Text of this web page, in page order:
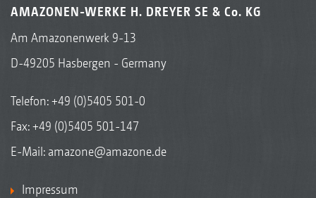
AMAZONEN-WERKE H. DREYER SE & Co. KG
Am Amazonenwerk 9-13
D-49205 Hasbergen - Germany
Telefon:+49 (0)5405 501-0
Fax: +49 (0)5405 501-147
E-Mail: amazone@amazone.de
Impressum